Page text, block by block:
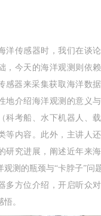
洋传感器时，我们在谈
，今天的海洋观测则依
器来采集获取海洋数
地介绍海洋观测的意义
科考船、水下机器人、
等内容。此外，主讲人
研究进展，阐述近年来
观测的瓶颈与“卡脖子”问
多方位介绍，开启听众
。